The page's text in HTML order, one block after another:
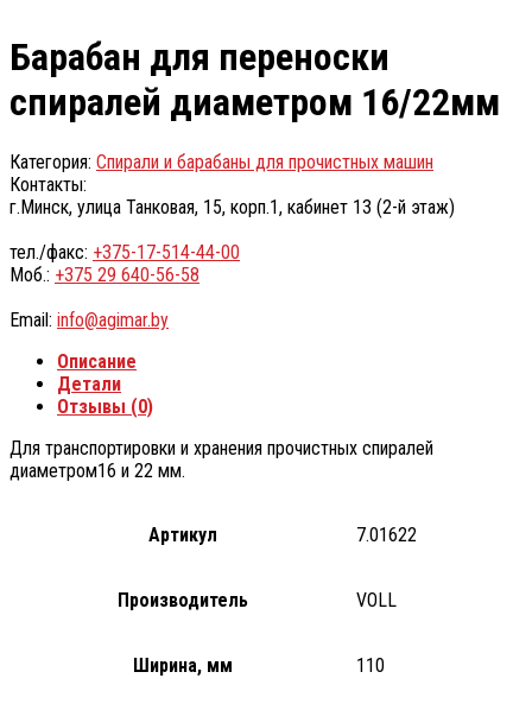
Барабан для переноски
спиралей диаметром 16/22мм
Категория: Спирали и барабаны для прочистных машин
Контакты:
г.Минск, улица Танковая, 15, корп.1, кабинет 13 (2-й этаж)
тел./факс: +375-17-514-44-00
Моб.: +375 29 640-56-58
Email: info@agimar.by
Описание
Детали
Отзывы (0)
Для транспортировки и хранения прочистных спиралей
диаметром16 и 22 мм.
Артикул 7.01622
Производитель VOLL
Ширина, мм 110